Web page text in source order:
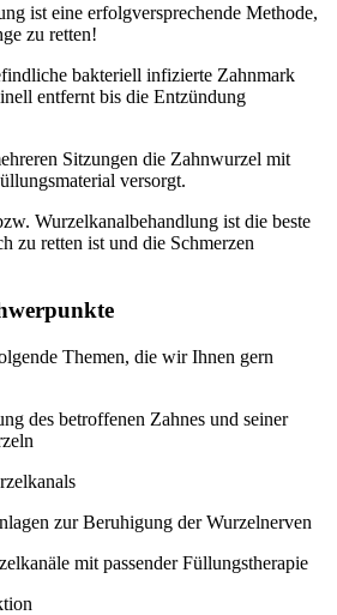
ist eine erfolgversprechende Methode,
zu retten!
bakteriell infizierte Zahnmark
entfernt bis die Entzündung
Sitzungen die Zahnwurzel mit
versorgt.
Wurzelkanalbehandlung ist die beste
zu retten ist und die Schmerzen
Themen, die wir Ihnen gern
des betroffenen Zahnes und seiner
zur Beruhigung der Wurzelnerven
mit passender Füllungstherapie